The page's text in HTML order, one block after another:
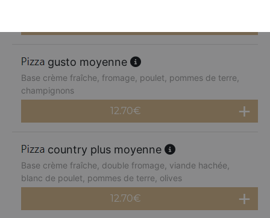
gusto moyenne
Base crème fraîche, fromage, poulet, pommes de terre,
champignons
12.70€
country plus moyenne
Base crème fraîche, double fromage, viande hachée,
blanc de poulet, pommes de terre, olives
12.70€